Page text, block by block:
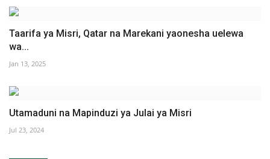
Taarifa ya Misri, Qatar na Marekani yaonesha uelewa
wa...
Jan 13, 2025
Utamaduni na Mapinduzi ya Julai ya Misri
Jul 23, 2024